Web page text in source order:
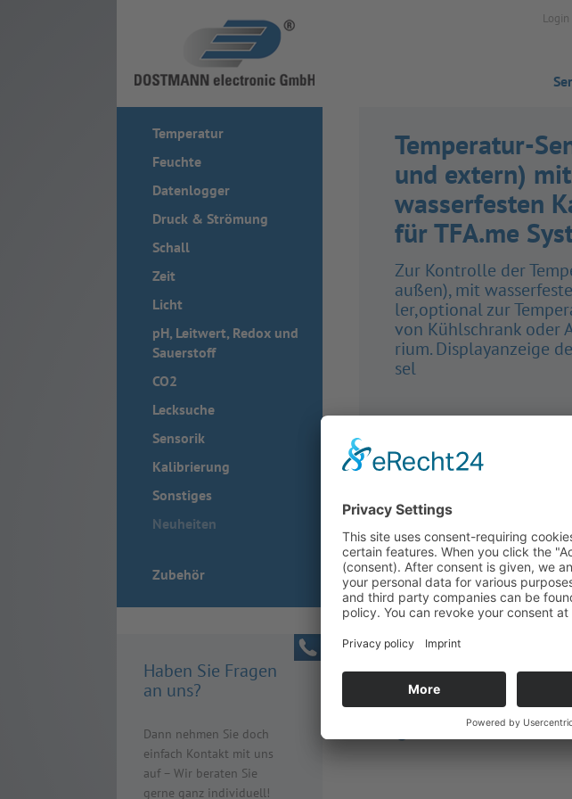
Login
Temperatur
Feuchte
Datenlogger
Druck & Strömung
Schall
Zeit
Licht
pH, Leitwert, Redox und
Sauerstoff
CO2
Lecksuche
Sensorik
Kalibrierung
Sonstiges
Neuheiten
Zubehör
Haben Sie Fragen
an uns?
Dann nehmen Sie doch
einfach Kontakt mit uns
auf – Wir beraten Sie
gerne ganz individuell!
Temperatur-
und extern) mit
wasserfesten
für TFA.me
Zur Kon­trolle der
außen), mit
ler,optio­nal zur
von Kühl­schrank oder
rium. Dis­pla­y­an­zeige
sel
Best.Nr.:6040-3902
Bitte loggen Sie sich ein
Zur Produktanfrage
Technische Daten
Passend für
Downloads